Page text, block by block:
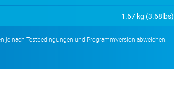
1.67 kg (3.68lbs)
je nach Testbedingungen und Programmversion abweichen.